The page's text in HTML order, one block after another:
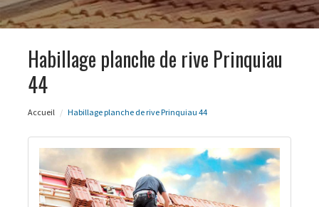
Habillage planche de rive Prinquiau
44
Accueil Habillage planche de rive Prinquiau 44